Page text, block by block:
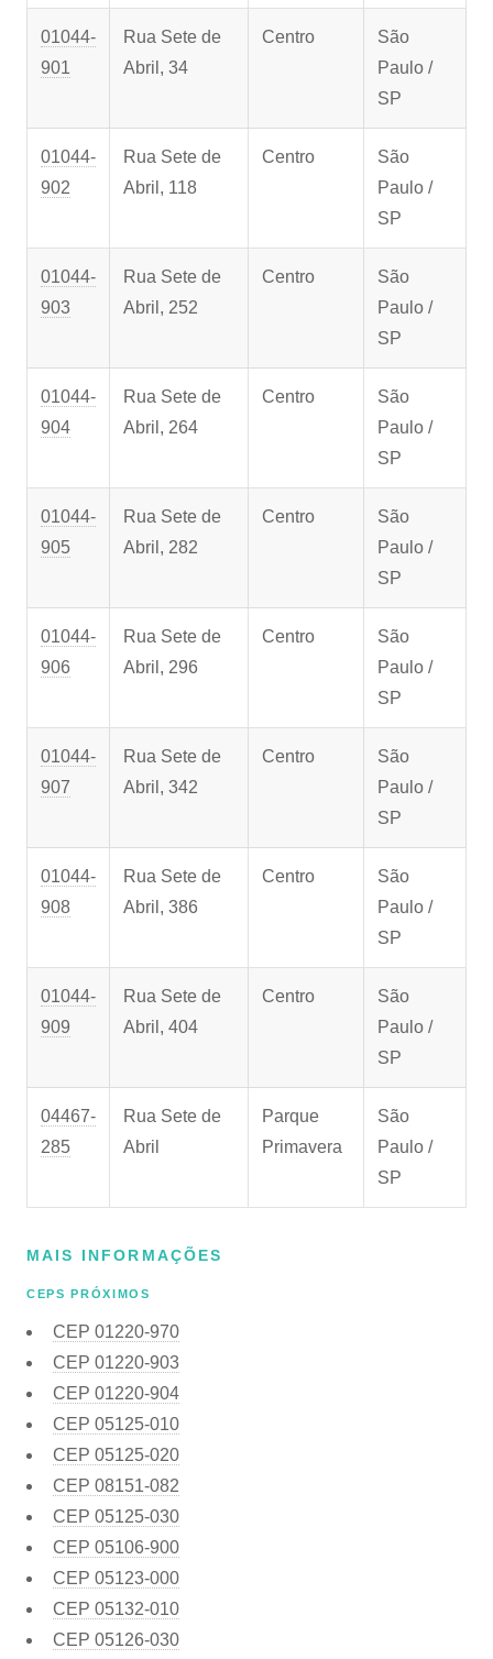
01044-
901
Rua Sete de
Abril, 34
Centro
São
Paulo /
SP
01044-
902
Rua Sete de
Abril, 118
Centro
São
Paulo /
SP
01044-
903
Rua Sete de
Abril, 252
Centro
São
Paulo /
SP
01044-
904
Rua Sete de
Abril, 264
Centro
São
Paulo /
SP
01044-
905
Rua Sete de
Abril, 282
Centro
São
Paulo /
SP
01044-
906
Rua Sete de
Abril, 296
Centro
São
Paulo /
SP
01044-
907
Rua Sete de
Abril, 342
Centro
São
Paulo /
SP
01044-
908
Rua Sete de
Abril, 386
Centro
São
Paulo /
SP
01044-
909
Rua Sete de
Abril, 404
Centro
São
Paulo /
SP
04467-
285
Rua Sete de
Abril
Parque
Primavera
São
Paulo /
SP
MAIS INFORMAÇÕES
CEPS PRÓXIMOS
CEP 01220-970
CEP 01220-903
CEP 01220-904
CEP 05125-010
CEP 05125-020
CEP 08151-082
CEP 05125-030
CEP 05106-900
CEP 05123-000
CEP 05132-010
CEP 05126-030